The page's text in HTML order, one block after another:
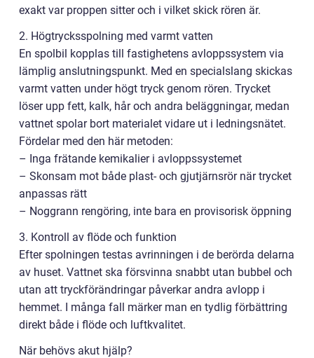
exakt var proppen sitter och i vilket skick rören är.
2. Högtrycksspolning med varmt vatten
En spolbil kopplas till fastighetens avloppssystem via
lämplig anslutningspunkt. Med en specialslang skickas
varmt vatten under högt tryck genom rören. Trycket
löser upp fett, kalk, hår och andra beläggningar, medan
vattnet spolar bort materialet vidare ut i ledningsnätet.
Fördelar med den här metoden:
– Inga frätande kemikalier i avloppssystemet
– Skonsam mot både plast- och gjutjärnsrör när trycket
anpassas rätt
– Noggrann rengöring, inte bara en provisorisk öppning
3. Kontroll av flöde och funktion
Efter spolningen testas avrinningen i de berörda delarna
av huset. Vattnet ska försvinna snabbt utan bubbel och
utan att tryckförändringar påverkar andra avlopp i
hemmet. I många fall märker man en tydlig förbättring
direkt både i flöde och luftkvalitet.
När behövs akut hjälp?